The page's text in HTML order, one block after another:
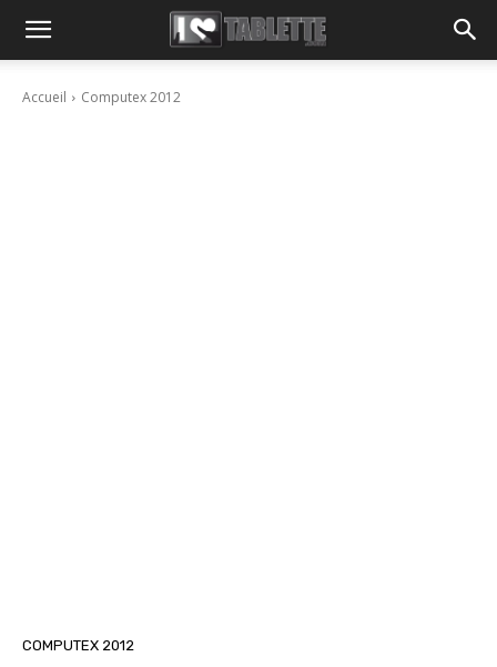
Accueil Computex 2012
COMPUTEX 2012